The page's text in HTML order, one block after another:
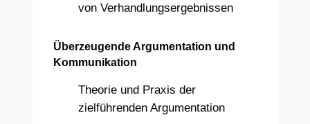
von Verhandlungsergebnissen
Überzeugende Argumentation und
Kommunikation
Theorie und Praxis der
zielführenden Argumentation